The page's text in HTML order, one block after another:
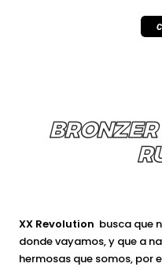
XX Revolution busca que
donde vayamos, y que a
hermosas que somos, por